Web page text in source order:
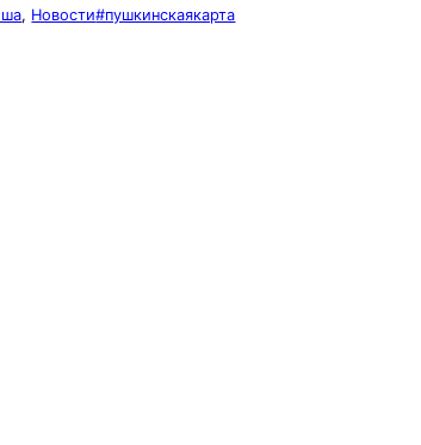
, Новости#пушкинскаякарта